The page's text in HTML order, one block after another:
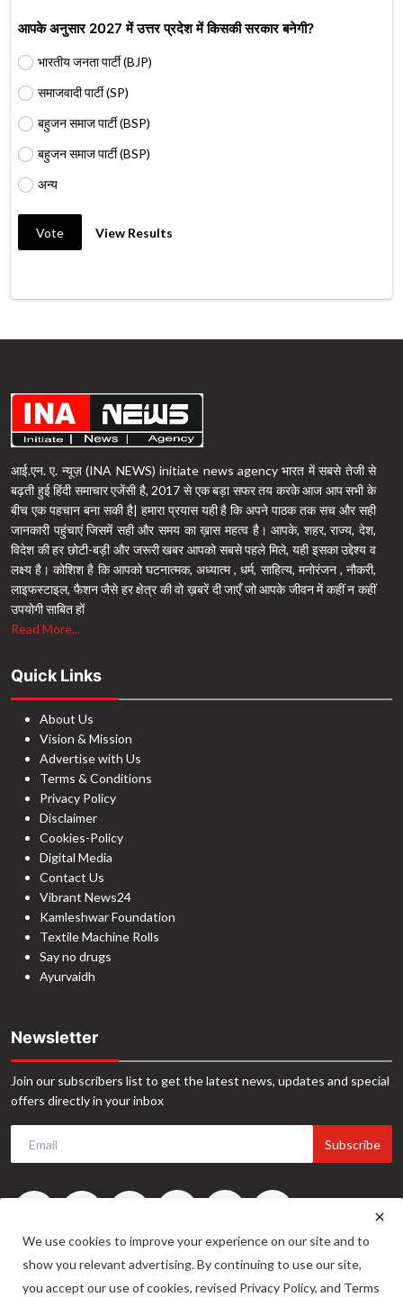
आपके अनुसार 2027 में उत्तर प्रदेश में किसकी सरकार बनेगी?
भारतीय जनता पार्टी (BJP)
समाजवादी पार्टी (SP)
बहुजन समाज पार्टी (BSP)
बहुजन समाज पार्टी (BSP)
अन्य
Vote View Results
आई.एन. ए. न्यूज़ (INA NEWS) initiate news agency भारत में सबसे तेजी से
बढ़ती हुई हिंदी समाचार एजेंसी है, 2017 से एक बड़ा सफर तय करके आज आप सभी के
बीच एक पहचान बना सकी है| हमारा प्रयास यही है कि अपने पाठक तक सच और सही
जानकारी पहुंचाएं जिसमें सही और समय का ख़ास महत्व है। आपके, शहर, राज्य, देश,
विदेश की हर छोटी-बड़ी और जरूरी खबर आपको सबसे पहले मिले, यही इसका उद्देश्य व
लक्ष्य है। कोशिश है कि आपको घटनात्मक, अध्यात्म , धर्म, साहित्य, मनोरंजन , नौकरी,
लाइफस्टाइल, फैशन जैसे हर क्षेत्र की वो ख़बरें दी जाएँ जो आपके जीवन में कहीं न कहीं
उपयोगी साबित हों
Read More...
Quick Links
About Us
Vision & Mission
Advertise with Us
Terms & Conditions
Privacy Policy
Disclaimer
Cookies-Policy
Digital Media
Contact Us
Vibrant News24
Kamleshwar Foundation
Textile Machine Rolls
Say no drugs
Ayurvaidh
Newsletter
Join our subscribers list to get the latest news, updates and special
offers directly in your inbox
Subscribe
We use cookies to improve your experience on our site and to
show you relevant advertising. By continuing to use our site,
you accept our use of cookies, revised Privacy Policy, and Terms